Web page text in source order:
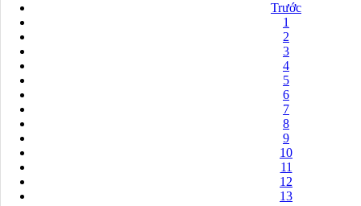
Trước
1
2
3
4
5
6
7
8
9
10
11
12
13